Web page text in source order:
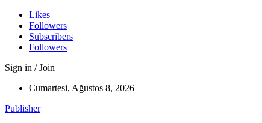
Likes
Followers
Subscribers
Followers
Sign in / Join
Cumartesi, Ağustos 8, 2026
Publisher